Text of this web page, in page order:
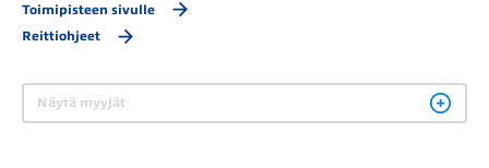
Toimipisteen sivulle
Reittiohjeet
Näytä myyjät